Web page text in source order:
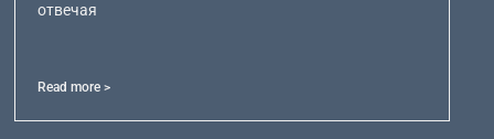
отвечая
Read more >